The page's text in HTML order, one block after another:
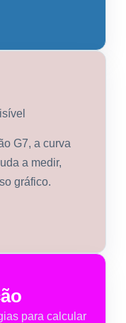
G7, a curva
a medir,
gráfico.
para calcular